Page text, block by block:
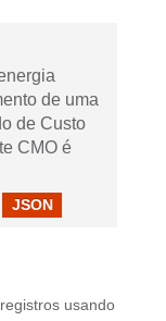
de uma
de Custo
CMO é
JSON
usando